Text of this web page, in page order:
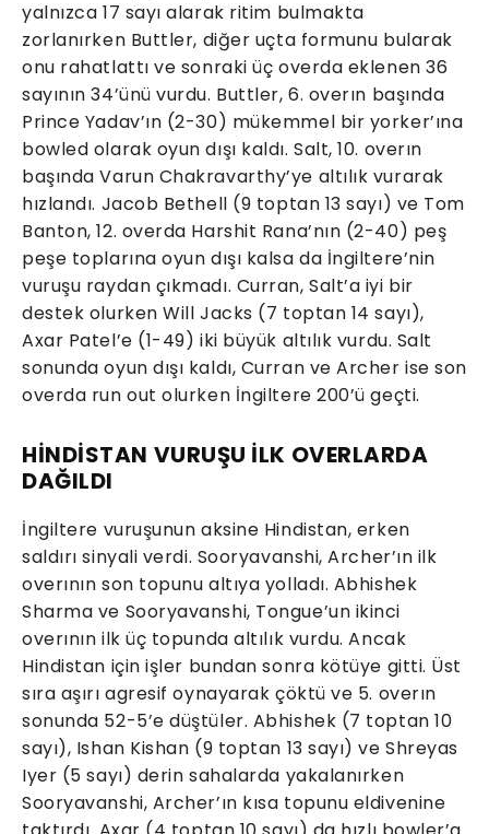
yalnızca 17 sayı alarak ritim bulmakta
zorlanırken Buttler, diğer uçta formunu bularak
onu rahatlattı ve sonraki üç overda eklenen 36
sayının 34’ünü vurdu. Buttler, 6. overın başında
Prince Yadav’ın (2-30) mükemmel bir yorker’ına
bowled olarak oyun dışı kaldı. Salt, 10. overın
başında Varun Chakravarthy’ye altılık vurarak
hızlandı. Jacob Bethell (9 toptan 13 sayı) ve Tom
Banton, 12. overda Harshit Rana’nın (2-40) peş
peşe toplarına oyun dışı kalsa da İngiltere’nin
vuruşu raydan çıkmadı. Curran, Salt’a iyi bir
destek olurken Will Jacks (7 toptan 14 sayı),
Axar Patel’e (1-49) iki büyük altılık vurdu. Salt
sonunda oyun dışı kaldı, Curran ve Archer ise son
overda run out olurken İngiltere 200’ü geçti.
HİNDİSTAN VURUŞU İLK OVERLARDA
DAĞILDI
İngiltere vuruşunun aksine Hindistan, erken
saldırı sinyali verdi. Sooryavanshi, Archer’ın ilk
overının son topunu altıya yolladı. Abhishek
Sharma ve Sooryavanshi, Tongue’un ikinci
overının ilk üç topunda altılık vurdu. Ancak
Hindistan için işler bundan sonra kötüye gitti. Üst
sıra aşırı agresif oynayarak çöktü ve 5. overın
sonunda 52-5’e düştüler. Abhishek (7 toptan 10
sayı), Ishan Kishan (9 toptan 13 sayı) ve Shreyas
Iyer (5 sayı) derin sahalarda yakalanırken
Sooryavanshi, Archer’ın kısa topunu eldivenine